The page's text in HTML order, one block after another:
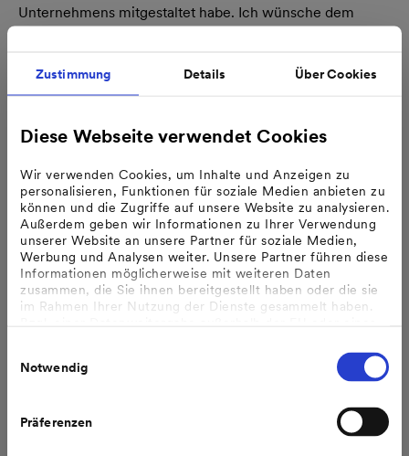
Zustimmung Details Über Cookies
Diese Webseite verwendet Cookies
Wir verwenden Cookies, um Inhalte und Anzeigen zu
personalisieren, Funktionen für soziale Medien anbieten zu
können und die Zugriffe auf unsere Website zu analysieren.
Außerdem geben wir Informationen zu Ihrer Verwendung
unserer Website an unsere Partner für soziale Medien,
Werbung und Analysen weiter. Unsere Partner führen diese
Informationen möglicherweise mit weiteren Daten
zusammen, die Sie ihnen bereitgestellt haben oder die sie
im Rahmen Ihrer Nutzung der Dienste gesammelt haben.
erfolgt, wenn Sie uns dazu Ihre Einwilligung erteilt haben
und dass die Verarbeitung der Daten im Einklang mit den
Gerichtshofes vom 16.07.2020 (Fall C-311/18), sogenanntes
Schrems II Urteil steht.
Notwendig
Präferenzen
Unternehmens mitgestaltet habe. Ich wünsche dem
übernommen.
Downloads:
Druckversion Pressemeldung
Pressemitteilung teilen: